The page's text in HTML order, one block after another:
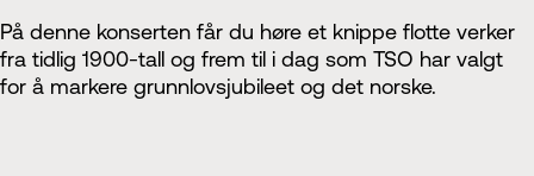
På denne konserten får du høre et knippe flotte verker
fra tidlig 1900-tall og frem til i dag som TSO har valgt
for å markere grunnlovsjubileet og det norske.